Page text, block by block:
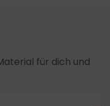
für dich und